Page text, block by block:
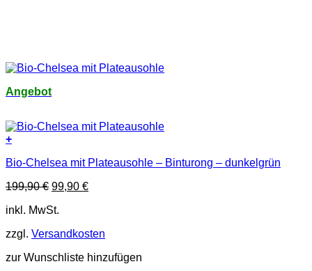
Angebot
+
Produkt
mehrere
auf.
Optionen
können
auf
Bio-Chelsea mit Plateausohle – Binturong – dunkelgrün
199,90€ Ursprünglicher
war:
99,90 €Aktueller
inkl. MwSt.
zzgl. Versandkosten
zur Wunschliste hinzufügen